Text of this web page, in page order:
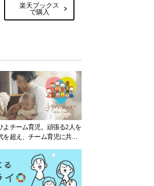
楽天ブックス
で購入
チーム育児。頑張る2人を
超え、チーム育児に共感